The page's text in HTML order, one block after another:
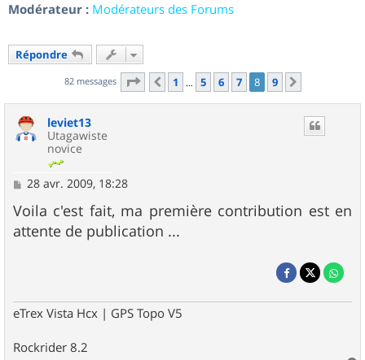
Modérateur : Modérateurs des Forums
Répondre
82 messages Page 8sur 9
Précédent
1 … 5 6 7 8 9
leviet13
Utagawiste
novice
M
s
s
a
28 avr. 2009, 18:28
Voila c'est fait, ma première contribution est en
attente de publication ...
eTrex Vista Hcx | GPS Topo V5
Rockrider 8.2